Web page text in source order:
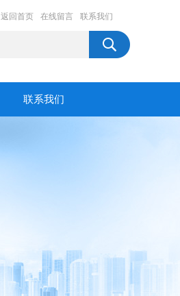
返回首页 在线留言 联系我们
联系我们